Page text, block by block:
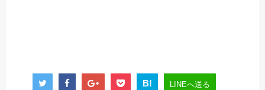
B! LINEへ送る